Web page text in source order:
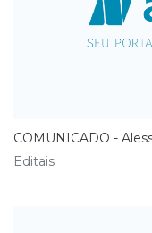
COMUNICADO -
Editais